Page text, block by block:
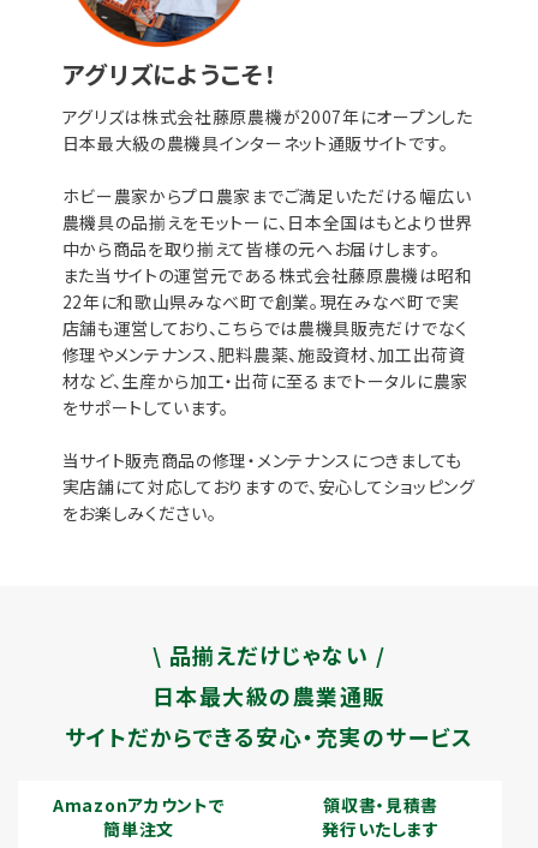
アグリズにようこそ！
アグリズは株式会社藤原農機が2007年にオープンした
日本最大級の農機具インターネット通販サイトです。
ホビー農家からプロ農家までご満足いただける幅広い
農機具の品揃えをモットーに、日本全国はもとより世界
中から商品を取り揃えて皆様の元へお届けします。
また当サイトの運営元である株式会社藤原農機は昭和
22年に和歌山県みなべ町で創業。現在みなべ町で実
店舗も運営しており、こちらでは農機具販売だけでなく
修理やメンテナンス、肥料農薬、施設資材、加工出荷資
材など、生産から加工・出荷に至るまでトータルに農家
をサポートしています。
当サイト販売商品の修理・メンテナンスにつきましても
実店舗にて対応しておりますので、安心してショッピング
をお楽しみください。
\ 品揃えだけじゃない /
日本最大級の農業通販
サイトだからできる安心・充実のサービス
Amazonアカウントで
簡単注文
領収書・見積書
発行いたします